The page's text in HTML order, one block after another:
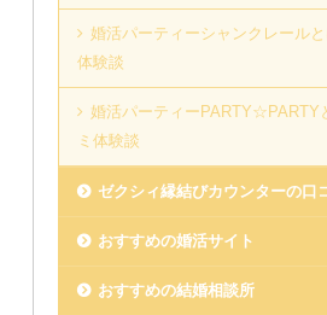
婚活パーティーシャンクレールと
体験談
婚活パーティーPARTY☆PARTY
ミ体験談
ゼクシィ縁結びカウンターの口
おすすめの婚活サイト
おすすめの結婚相談所